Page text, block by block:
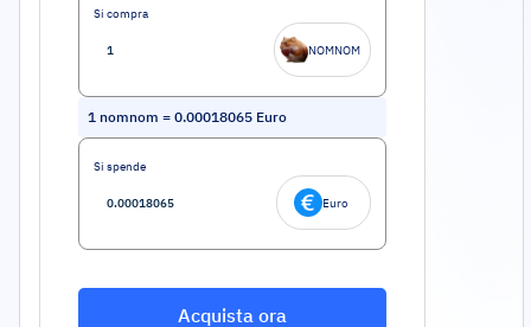
Si compra
NOMNOM
1 nomnom = 0.00018065 Euro
Si spende
Euro
Acquista ora